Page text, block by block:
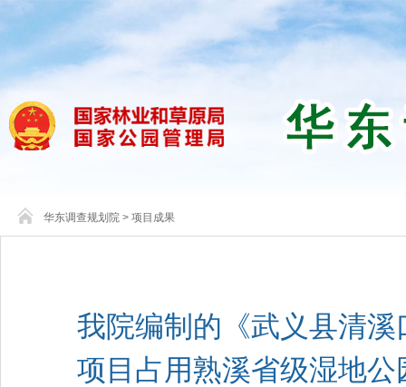
华东调查规划院 > 项目成果
我院编制的《武义县清
项目占用熟溪省级湿地